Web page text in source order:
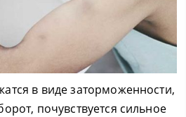
в виде заторможенности,
почувствуется сильное